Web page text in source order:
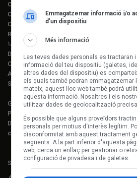
Cap de redacció Enderrock:
Coordinació EDR i enderrock.cat:Èlia Gea
Coordinació Anuari de la Música:
Redacció:
Morén Alegret, Joaquim Vilarnau i Sergi Núñez
Disseny i maquetació:Manuel Cuyàs
Caps de fotografia:Juan Miguel Morales
Assessorament lingüístic:Berta Herreros
Subscripcions:Rosa E. Massaguer
Gerència i projectes:Jordi Novell
Publicitat i producció:
Direcció financera i administració:Anna
c. Mallorca, 221, sobreàtic · 08008
Segueix-nos a:
Emmagatzemar informació i/o
d’un dispositiu
Més informació
Les teves dades personals es tractaran
informació del teu dispositiu (galetes,
altres dades del dispositiu) es
els quals també podran emmagatzemar-
mateix, aquest lloc web també podrà
aquesta informació. Nosaltres i els
utilitzar dades de geolocalització
És possible que alguns proveïdors
personals per motius d'interès legítim.
disconformitat amb aquest tractament
següents. A la part inferior d'aquesta
web, cerca un enllaç per gestionar o
configuració de privadesa i de galetes.